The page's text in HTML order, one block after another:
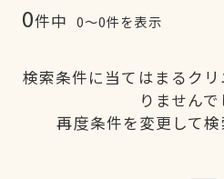
0件中 0〜0件を表示
検索条件に当てはまるク
りませんで
再度条件を変更して検